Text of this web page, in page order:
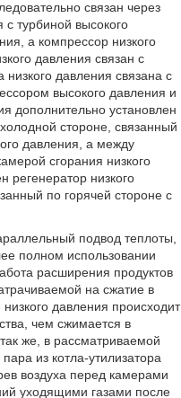
связан через
с турбиной высокого
а компрессор низкого
давления связан с
низкого давления связана с
высокого давления и
дополнительно установлен
стороне, связанный
давления, а между
сгорания низкого
регенератор низкого
по горячей стороне с
подвод теплоты,
полном использовании
расширения продуктов
на сжатие в
давления происходит
чем сжимается в
же, в рассматриваемой
из котла-утилизатора
воздуха перед камерами
уходящими газами после